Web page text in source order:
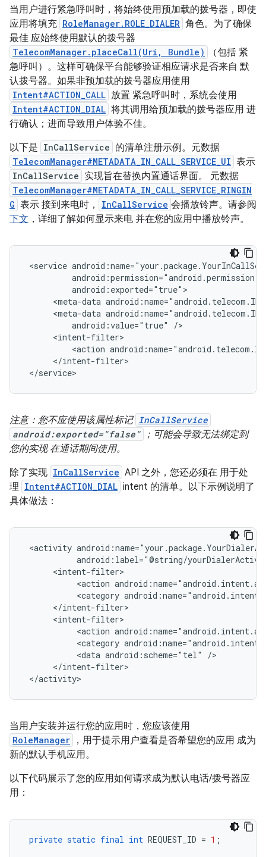
当用户进行紧急呼叫时，将始终使用预加载的拨号器，即使
应用将填充 RoleManager.ROLE_DIALER 角色。为了确保
最佳 应始终使用默认的拨号器
TelecomManager.placeCall(Uri, Bundle)
（包括 紧
急呼叫）。这样可确保平台能够验证相应请求是否来自 默
认拨号器。如果非预加载的拨号器应用使用
Intent#ACTION_CALL 放置 紧急呼叫时，系统会使用
Intent#ACTION_DIAL 将其调用给预加载的拨号器应用 进
行确认；进而导致用户体验不佳。
以下是 InCallService 的清单注册示例。元数据
TelecomManager#METADATA_IN_CALL_SERVICE_UI 表示
InCallService 实现旨在替换内置通话界面。 元数据
TelecomManager#METADATA_IN_CALL_SERVICE_RINGIN
G 表示 接到来电时， InCallService 会播放铃声。请参阅
下文 ，详细了解如何显示来电 并在您的应用中播放铃声。
<service
<meta-data
<meta-data
android:value="true"
<action
注意：您不应使用该属性标记 InCallService
android:exported="false"
；可能会导致无法绑定到
您的实现 在通话期间使用。
除了实现 InCallService API 之外，您还必须在 用于处
理 Intent#ACTION_DIAL intent 的清单。以下示例说明了
具体做法：
<activity
<action
<category
<action
<category
<data android:scheme="tel"
当用户安装并运行您的应用时，您应该使用
RoleManager
，用于提示用户查看是否希望您的应用 成为
新的默认手机应用。
以下代码展示了您的应用如何请求成为默认电话/拨号器应
用：
private static final int REQUEST_ID = 1 ;